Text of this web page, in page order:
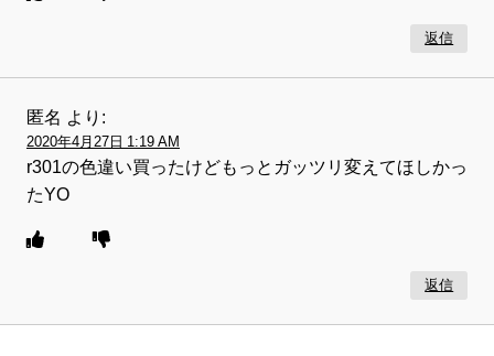
返信
匿名 より:
2020年4月27日 1:19 AM
r301の色違い買ったけどもっとガッツリ変えてほしかっ
たYO
返信